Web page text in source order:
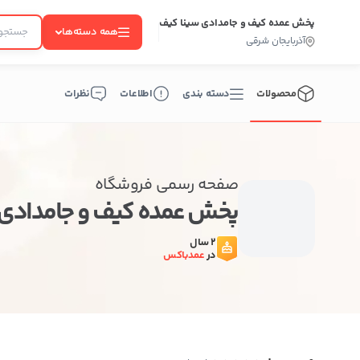
پخش عمده کیف و جامدادی سینا کیف
آذربایجان شرقی
همه دسته‌ها
محصولات دسته بندی اطلاعات نظرات
صفحه رسمی فروشگاه
پخش عمده کیف و
2 سال
درعمدباکس